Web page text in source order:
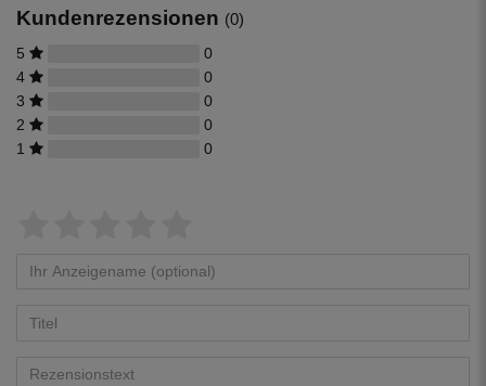
Reinigungsstufe in der Zisterne.
Kundenrezensionen (0)
5
0
4
0
3
0
2
0
1
0